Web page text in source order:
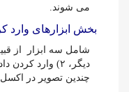
می شوند.
بخش ابزارهای وارد
چندین تصویر در